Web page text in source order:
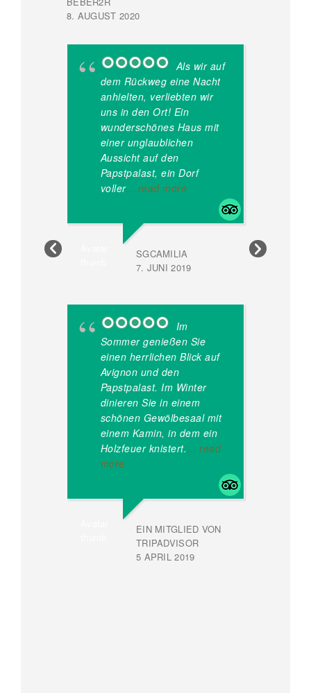
8. AUGUST 2020
Als wir auf
dem Rückweg eine Nacht
anhielten, verliebten wir
uns in den Ort! Ein
wunderschönes Haus mit
einer unglaublichen
Aussicht auf den
Papstpalast, ein Dorf
voller... read more
SGCAMILIA
7. JUNI 2019
Im
Sommer genießen Sie
einen herrlichen Blick auf
Avignon und den
Papstpalast. Im Winter
dinieren Sie in einem
schönen Gewölbesaal mit
einem Kamin, in dem ein
Holzfeuer knistert.... read
more
EIN MITGLIED VON
TRIPADVISOR
5 APRIL 2019